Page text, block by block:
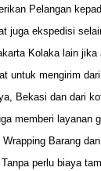
Pelangan
juga ekspedisi
Kolaka lain jika
untuk mengirim
Bekasi dan dari
memberi layanan
Barang
perlu biaya